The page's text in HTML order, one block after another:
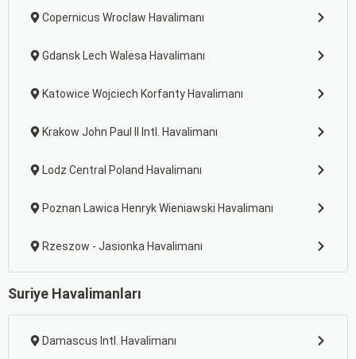
Copernicus Wroclaw Havalimanı
Gdansk Lech Walesa Havalimanı
Katowice Wojciech Korfanty Havalimanı
Krakow John Paul II Intl. Havalimanı
Lodz Central Poland Havalimanı
Poznan Lawica Henryk Wieniawski Havalimanı
Rzeszow - Jasionka Havalimanı
Suriye Havalimanları
Damascus Intl. Havalimanı